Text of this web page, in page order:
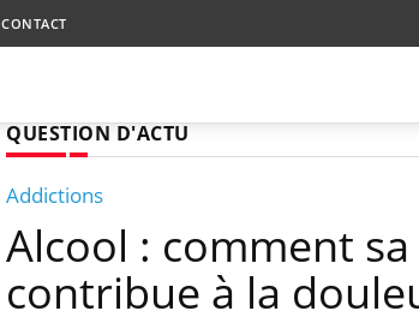
CONTACT
QUESTION D'ACTU
Addictions
Alcool : comment
contribue à la